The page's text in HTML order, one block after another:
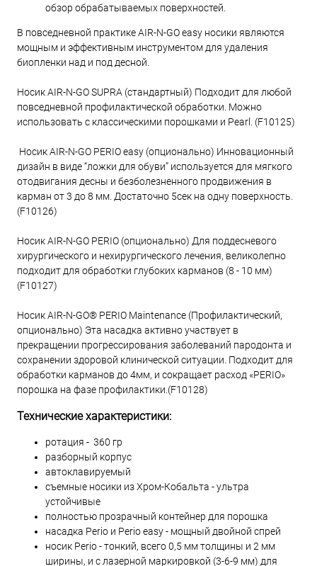
обзор обрабатываемых поверхностей.
В повседневной практике AIR-N-GO easy носики являются
мощным и эффективным инструментом для удаления
биопленки над и под десной.
Носик AIR-N-GO SUPRA (стандартный) Подходит для любой
повседневной профилактической обработки. Можно
использовать с классическими порошками и Pearl. (F10125)
Носик AIR-N-GO PERIO easy (опционально) Инновационный
дизайн в виде “ложки для обуви” используется для мягкого
отодвигания десны и безболезненного продвижения в
карман от 3 до 8 мм. Достаточно 5сек на одну поверхность.
(F10126)
Носик AIR-N-GO PERIO (опционально) Для поддесневого
хирургического и нехирургического лечения, великолепно
подходит для обработки глубоких карманов (8 - 10 мм)
(F10127)
Носик AIR-N-GO® PERIO Maintenance (Профилактический,
опционально) Эта насадка активно участвует в
прекращении прогрессирования заболеваний пародонта и
сохранении здоровой клинической ситуации. Подходит для
обработки карманов до 4мм, и сокращает расход «PERIO»
порошка на фазе профилактики.(F10128)
Технические характеристики:
ротация - 360 гр
разборный корпус
автоклавируемый
съемные носики из Хром-Кобальта - ультра
устойчивые
полностью прозрачный контейнер для порошка
насадка Perio и Perio easy - мощный двойной спрей
носик Perio - тонкий, всего 0,5 мм толщины и 2 мм
ширины, и с лазерной маркировкой (3-6-9 мм) для